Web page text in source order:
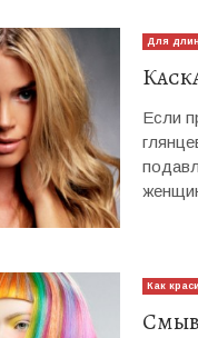
Для
Если
Как